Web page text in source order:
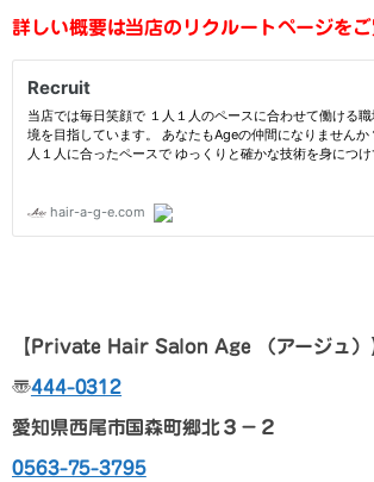
詳しい概要は当店のリクルートページを
【Private Hair Salon Age （アージュ）
〠444-0312
愛知県西尾市国森町郷北３－２
0563-75-3795